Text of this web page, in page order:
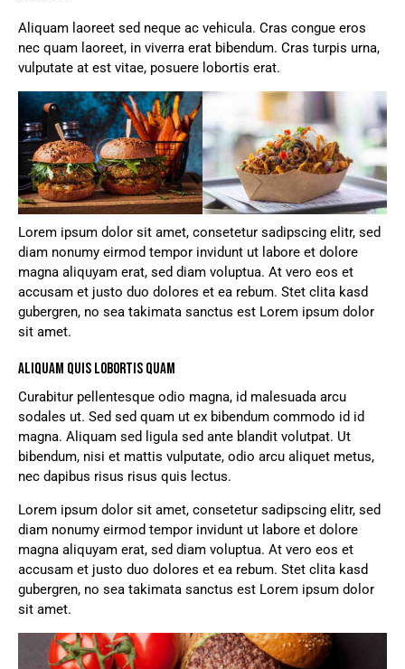
Aliquam laoreet sed neque ac vehicula. Cras congue eros
nec quam laoreet, in viverra erat bibendum. Cras turpis urna,
vulputate at est vitae, posuere lobortis erat.
Lorem ipsum dolor sit amet, consetetur sadipscing elitr, sed
diam nonumy eirmod tempor invidunt ut labore et dolore
magna aliquyam erat, sed diam voluptua. At vero eos et
accusam et justo duo dolores et ea rebum. Stet clita kasd
gubergren, no sea takimata sanctus est Lorem ipsum dolor
sit amet.
ALIQUAM QUIS LOBORTIS QUAM
Curabitur pellentesque odio magna, id malesuada arcu
sodales ut. Sed sed quam ut ex bibendum commodo id id
magna. Aliquam sed ligula sed ante blandit volutpat. Ut
bibendum, nisi et mattis vulputate, odio arcu aliquet metus,
nec dapibus risus risus quis lectus.
Lorem ipsum dolor sit amet, consetetur sadipscing elitr, sed
diam nonumy eirmod tempor invidunt ut labore et dolore
magna aliquyam erat, sed diam voluptua. At vero eos et
accusam et justo duo dolores et ea rebum. Stet clita kasd
gubergren, no sea takimata sanctus est Lorem ipsum dolor
sit amet.